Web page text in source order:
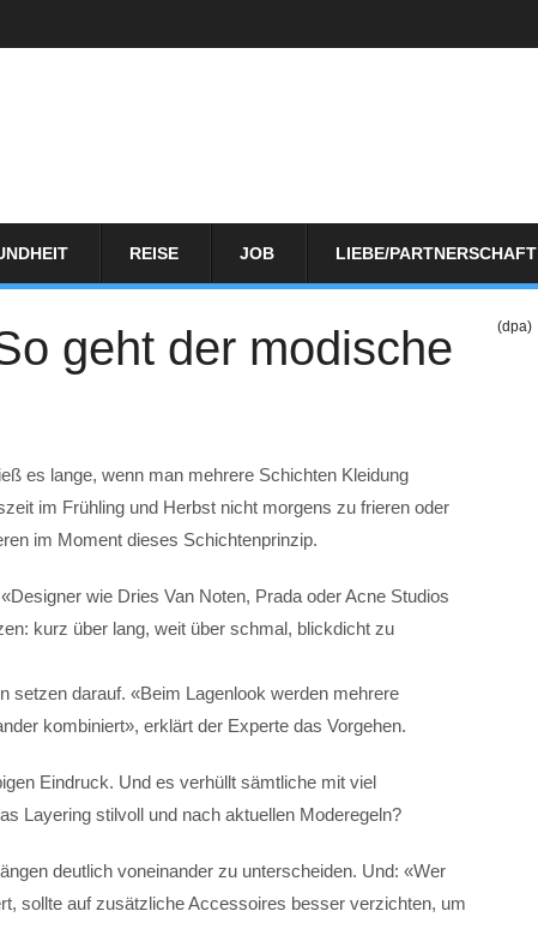
REISE JOB LIEBE/PARTNERSCHAFT
geht der modische
(dpa)
es lange, wenn man mehrere Schichten Kleidung
im Frühling und Herbst nicht morgens zu frieren oder
im Moment dieses Schichtenprinzip.
wie Dries Van Noten, Prada oder Acne Studios
kurz über lang, weit über schmal, blickdicht zu
setzen darauf. «Beim Lagenlook werden mehrere
kombiniert», erklärt der Experte das Vorgehen.
Eindruck. Und es verhüllt sämtliche mit viel
Layering stilvoll und nach aktuellen Moderegeln?
deutlich voneinander zu unterscheiden. Und: «Wer
sollte auf zusätzliche Accessoires besser verzichten, um